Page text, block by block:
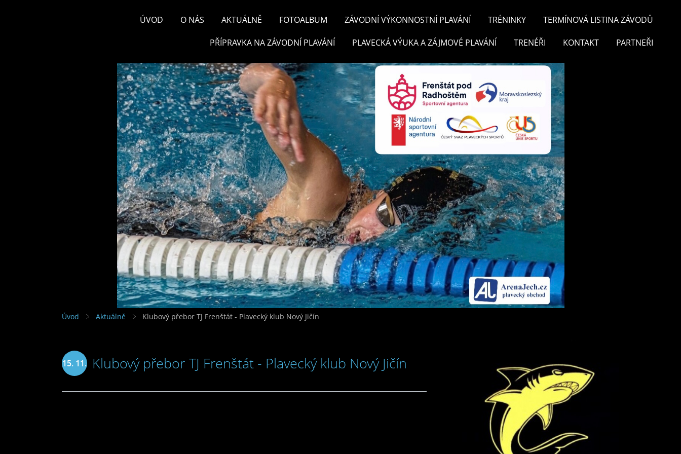
ÚVOD O NÁS AKTUÁLNĚ FOTOALBUM ZÁVODNÍ VÝKONNOSTNÍ PLAVÁNÍ TRÉNINKY TERMÍNOVÁ LISTINA ZÁVODŮ
PŘÍPRAVKA NA ZÁVODNÍ PLAVÁNÍ PLAVECKÁ VÝUKA A ZÁJMOVÉ PLAVÁNÍ TRENÉŘI KONTAKT PARTNEŘI
Úvod Aktuálně Klubový přebor TJ Frenštát - Plavecký klub Nový Jičín
15. 11.
2018
Klubový přebor TJ Frenštát - Plavecký klub Nový Jičín